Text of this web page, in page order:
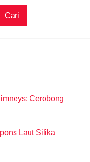
Cari
Cerobong
Laut Silika